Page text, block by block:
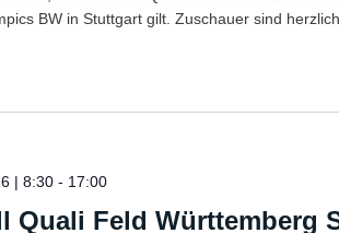
BW in Stuttgart gilt. Zuschauer sind
Quali Feld Württemberg
| 8:30 - 17:00